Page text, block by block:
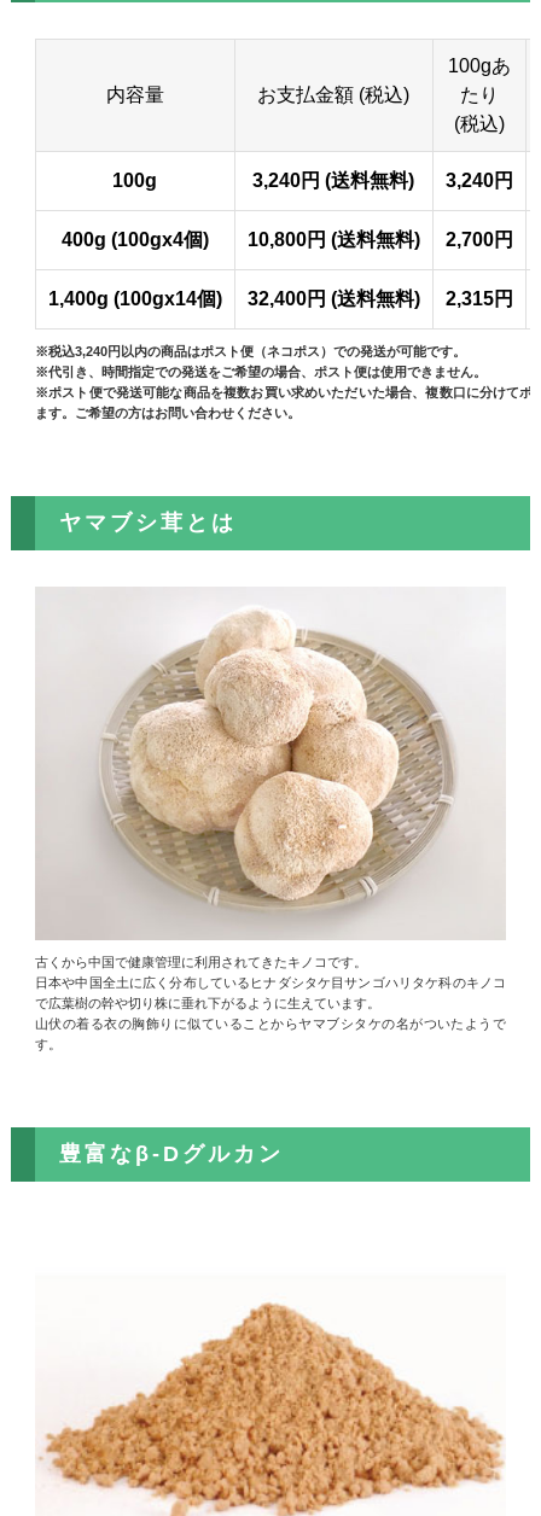
内容量 お支払金額 (税込)
100gあ
たり
(税込)
100g 3,240円 (送料無料) 3,240円
400g (100gx4個) 10,800円 (送料無料) 2,700円
1,400g (100gx14個) 32,400円 (送料無料) 2,315円
※税込3,240円以内の商品はポスト便（ネコポス）での発送が可能です。
※代引き、時間指定での発送をご希望の場合、ポスト便は使用できません。
※ポスト便で発送可能な商品を複数お買い求めいただいた場合、複数口に分けてポ
ます。ご希望の方はお問い合わせください。
ヤマブシ茸とは
古くから中国で健康管理に利用されてきたキノコです。
日本や中国全土に広く分布しているヒナダシタケ目サンゴハリタケ科のキノコ
で広葉樹の幹や切り株に垂れ下がるように生えています。
山伏の着る衣の胸飾りに似ていることからヤマブシタケの名がついたようで
す。
豊富なβ-Dグルカン